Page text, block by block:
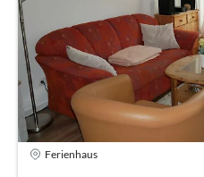
Ferienhaus